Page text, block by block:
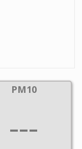
PM10
---